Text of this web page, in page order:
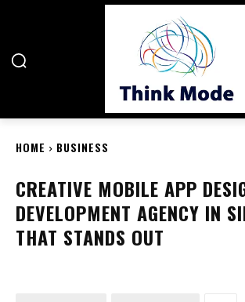
HOME BUSINESS
CREATIVE MOBILE APP
DEVELOPMENT AGENCY IN
THAT STANDS OUT